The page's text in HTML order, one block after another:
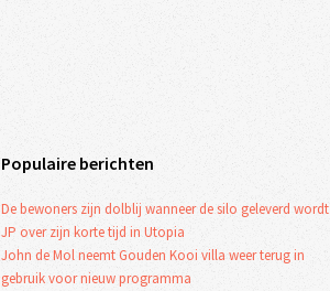
Populaire berichten
De bewoners zijn dolblij wanneer de silo geleverd wordt
JP over zijn korte tijd in Utopia
John de Mol neemt Gouden Kooi villa weer terug in
gebruik voor nieuw programma